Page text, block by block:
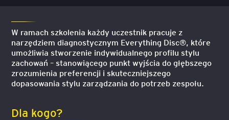
W ramach szkolenia każdy uczestnik pracuje z
narzędziem diagnostycznym Everything Disc®, które
umożliwia stworzenie indywidualnego profilu stylu
zachowań – stanowiącego punkt wyjścia do głębszego
zrozumienia preferencji i skuteczniejszego
dopasowania stylu zarządzania do potrzeb zespołu.
Dla kogo?